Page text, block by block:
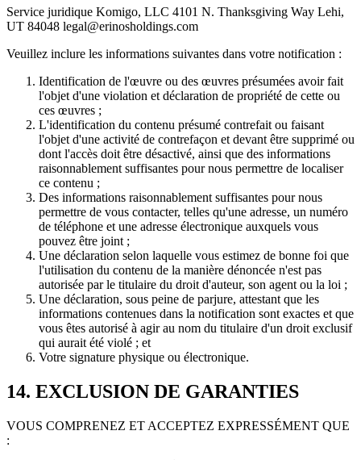
Service juridique Komigo, LLC 4101 N. Thanksgiving Way Lehi,
UT 84048 legal@erinosholdings.com
Veuillez inclure les informations suivantes dans votre notification :
Identification de l'œuvre ou des œuvres présumées avoir fait
l'objet d'une violation et déclaration de propriété de cette ou
ces œuvres ;
L'identification du contenu présumé contrefait ou faisant
l'objet d'une activité de contrefaçon et devant être supprimé ou
dont l'accès doit être désactivé, ainsi que des informations
raisonnablement suffisantes pour nous permettre de localiser
ce contenu ;
Des informations raisonnablement suffisantes pour nous
permettre de vous contacter, telles qu'une adresse, un numéro
de téléphone et une adresse électronique auxquels vous
pouvez être joint ;
Une déclaration selon laquelle vous estimez de bonne foi que
l'utilisation du contenu de la manière dénoncée n'est pas
autorisée par le titulaire du droit d'auteur, son agent ou la loi ;
Une déclaration, sous peine de parjure, attestant que les
informations contenues dans la notification sont exactes et que
vous êtes autorisé à agir au nom du titulaire d'un droit exclusif
qui aurait été violé ; et
Votre signature physique ou électronique.
14. EXCLUSION DE GARANTIES
VOUS COMPRENEZ ET ACCEPTEZ EXPRESSÉMENT QUE
: